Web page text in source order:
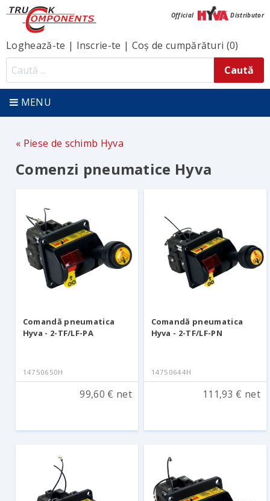
Official Distributor
Loghează-te | Inscrie-te | Coș de cumpărături (0)
MENU
Piese de schimb Hyva
Comenzi pneumatice Hyva
Comandă pneumatica
Hyva - 2-TF/LF-PA
14750650H
99,60 € net
Comandă pneumatica
Hyva - 2-TF/LF-PN
14750644H
111,93 € net